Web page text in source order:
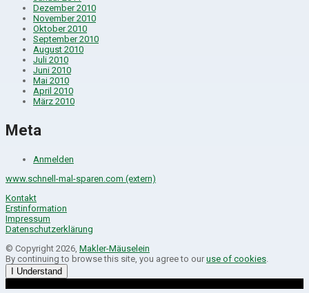
Dezember 2010
November 2010
Oktober 2010
September 2010
August 2010
Juli 2010
Juni 2010
Mai 2010
April 2010
März 2010
Meta
Anmelden
www.schnell-mal-sparen.com (extern)
Kontakt
Erstinformation
Impressum
Datenschutzerklärung
© Copyright 2026, Makler-Mäuselein
By continuing to browse this site, you agree to our use of cookies
I Understand